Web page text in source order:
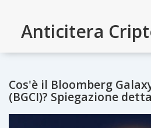
Anticitera
Cos'è il Bloomberg
(BGCI)? Spiegazione